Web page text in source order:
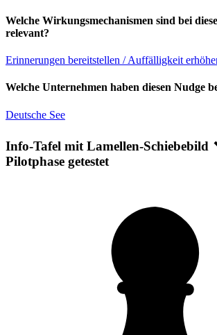
Welche Wirkungsmechanismen sind bei
relevant?
Erinnerungen bereitstellen / Auffälligkeit
Welche Unternehmen haben diesen Nudge
Deutsche See
Info-Tafel mit Lamellen-Schiebebild
Pilotphase getestet